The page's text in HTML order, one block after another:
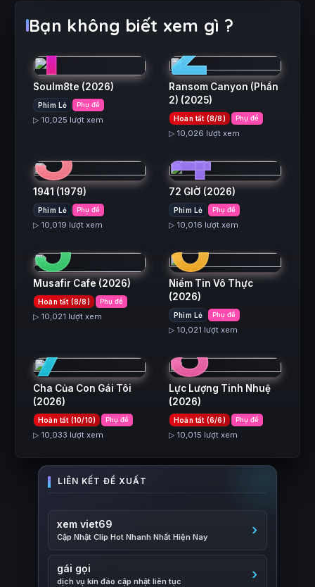
Bạn không biết xem gì ?
1
Soulm8te (2026)
Phim Lẻ Phụ đề
▷ 10,025 lượt xem
2
Ransom Canyon (Phần
2) (2025)
Hoàn tất (8/8) Phụ đề
▷ 10,026 lượt xem
3
1941 (1979)
Phim Lẻ Phụ đề
▷ 10,019 lượt xem
4
72 GIỜ (2026)
Phim Lẻ Phụ đề
▷ 10,016 lượt xem
5
Musafir Cafe (2026)
Hoàn tất (8/8) Phụ đề
▷ 10,021 lượt xem
6
Niềm Tin Vô Thực
(2026)
Phim Lẻ Phụ đề
▷ 10,021 lượt xem
7
Cha Của Con Gái Tôi
(2026)
Hoàn tất (10/10) Phụ đề
▷ 10,033 lượt xem
8
Lực Lượng Tinh Nhuệ
(2026)
Hoàn tất (6/6) Phụ đề
▷ 10,015 lượt xem
xem viet69
Cập Nhật Clip Hot Nhanh Nhất Hiện Nay
gái gọi
dịch vụ kín đáo cập nhật liên tục